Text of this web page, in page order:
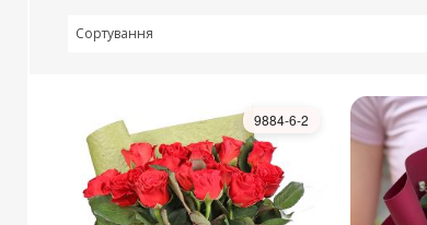
Сортування
9884-6-2